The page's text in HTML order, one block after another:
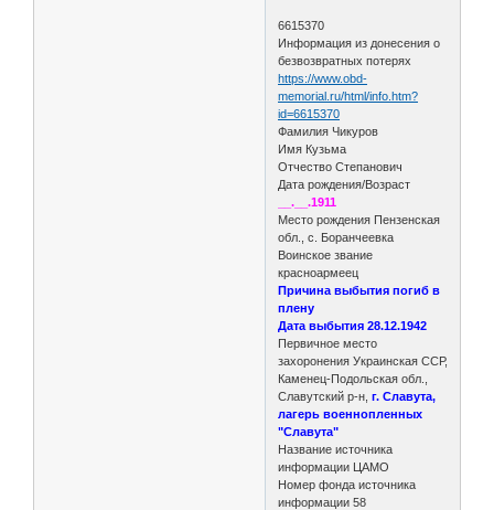
6615370
Информация из донесения о
безвозвратных потерях
https://www.obd-
memorial.ru/html/info.htm?
id=6615370
Фамилия Чикуров
Имя Кузьма
Отчество Степанович
Дата рождения/Возраст
__.__.1911
Место рождения Пензенская
обл., с. Боранчеевка
Воинское звание
красноармеец
Причина выбытия погиб в
плену
Дата выбытия 28.12.1942
Первичное место
захоронения Украинская ССР,
Каменец-Подольская обл.,
Славутский р-н,г. Славута,
лагерь военнопленных
"Славута"
Название источника
информации ЦАМО
Номер фонда источника
информации 58